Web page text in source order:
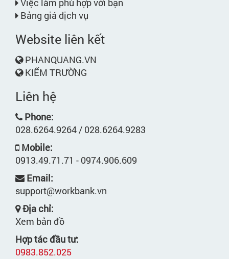
Việc làm phù hợp với bạn
Bảng giá dịch vụ
Website liên kết
PHANQUANG.VN
KIẾM TRƯỜNG
Liên hệ
Phone:
028.6264.9264 / 028.6264.9283
Mobile:
0913.49.71.71 - 0974.906.609
Email:
support@workbank.vn
Địa chỉ:
Xem bản đồ
Hợp tác đầu tư:
0983.852.025